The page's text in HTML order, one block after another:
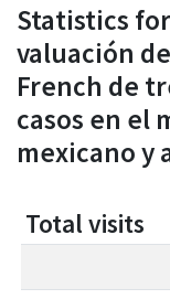
All of DSpace
Statistics
valuación
French de
casos en el
mexicano y
Total visits